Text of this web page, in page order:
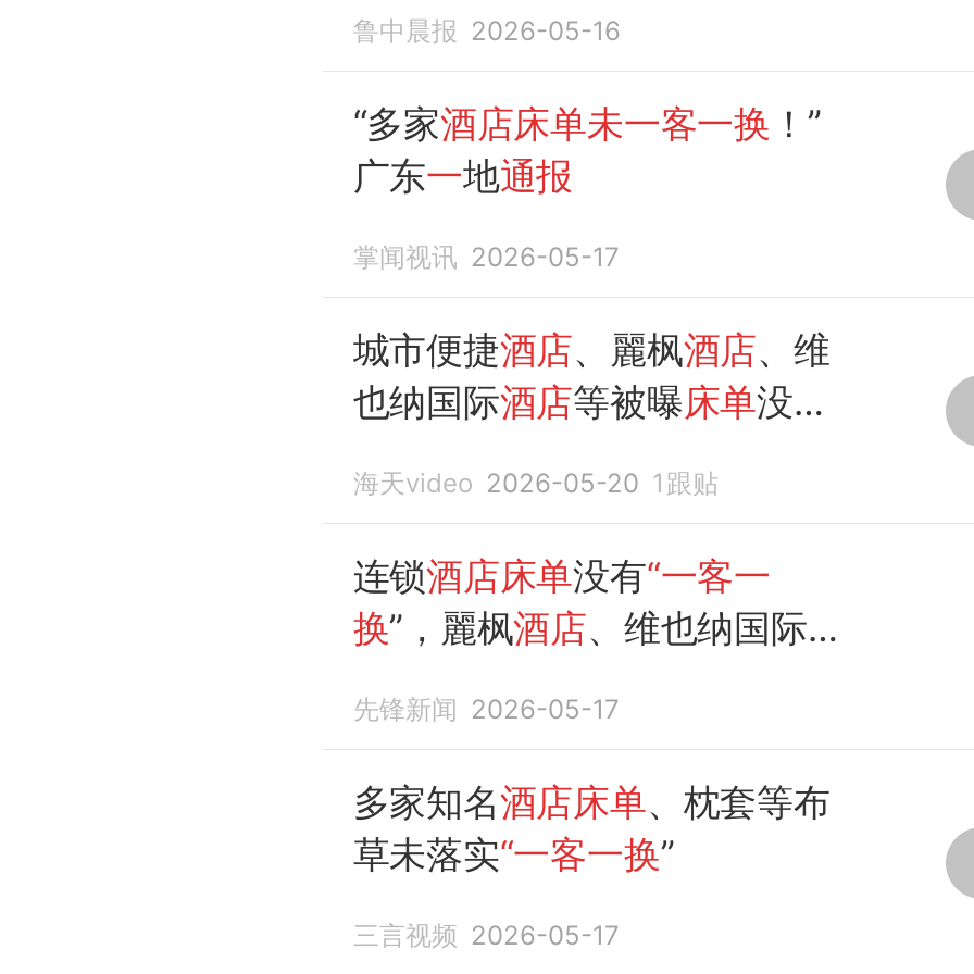
被立案调查并责令整改，约谈
负责人，依法进行处罚
鲁中晨报 2026-05-16
“多家酒店床单未一客一换 ！”
广东一地通报
掌闻视讯 2026-05-17
城市便捷酒店、麗枫酒店、维
也纳国际酒店等被曝床单没有
实，已立案调查责令立即整
改，约谈涉事酒店主要负责人
海天video 2026-05-20 1 跟贴
连锁酒店床单没有“一客一
换”，麗枫酒店、维也纳国际
况属实已立案，责令立即整
改，约谈涉事酒店 负责人
先锋新闻 2026-05-17
多家知名酒店床单、枕套等布
草未落实“一客一换”
三言视频 2026-05-17